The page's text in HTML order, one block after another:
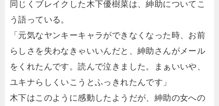
同じくブレイクした木下優樹菜は、紳助についてこ
う語っている。
「元気なヤンキーキャラができなくなった時、お前
らしさを失わなきゃいいんだと、紳助さんがメール
をくれたんです。読んで泣きました。まぁいいや、
ユキナらしくいこうとふっきれたんです」
木下はこのように感動したようだが、紳助の女への